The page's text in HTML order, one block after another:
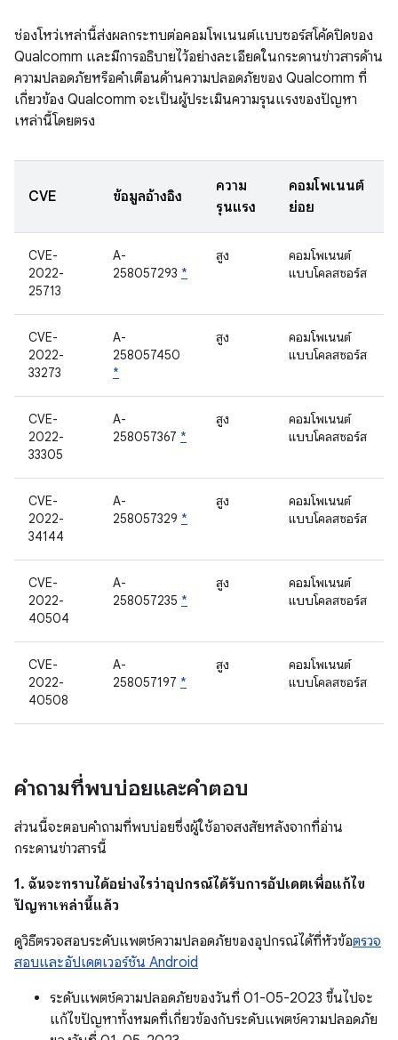
ช่องโหว่เหล่านี้ส่งผลกระทบต่อคอมโพเนนต์แบบซอร์สโค้ดปิดของ
Qualcomm และมีการอธิบายไว้อย่างละเอียดในกระดานข่าวสารด้าน
ความปลอดภัยหรือคำเตือนด้านความปลอดภัยของ Qualcomm ที่
เกี่ยวข้อง Qualcomm จะเป็นผู้ประเมินความรุนแรงของปัญหา
เหล่านี้โดยตรง
CVE ข้อมูลอ้างอิง
ความ
รุนแรง
คอมโพเนนต์
ย่อย
CVE-
2022-
25713
A-
258057293 *
สูง
คอมโพเนนต์
แบบโคลสซอร์ส
CVE-
2022-
33273
A-
258057450
*
สูง
คอมโพเนนต์
แบบโคลสซอร์ส
CVE-
2022-
33305
A-
258057367 *
สูง
คอมโพเนนต์
แบบโคลสซอร์ส
CVE-
2022-
34144
A-
258057329 *
สูง
คอมโพเนนต์
แบบโคลสซอร์ส
CVE-
2022-
40504
A-
258057235 *
สูง
คอมโพเนนต์
แบบโคลสซอร์ส
CVE-
2022-
40508
A-
258057197 *
สูง
คอมโพเนนต์
แบบโคลสซอร์ส
คำถามที่พบบ่อยและคำตอบ
ส่วนนี้จะตอบคำถามที่พบบ่อยซึ่งผู้ใช้อาจสงสัยหลังจากที่อ่าน
กระดานข่าวสารนี้
1. ฉันจะทราบได้อย่างไรว่าอุปกรณ์ได้รับการอัปเดตเพื่อแก้ไข
ปัญหาเหล่านี้แล้ว
ดูวิธีตรวจสอบระดับแพตช์ความปลอดภัยของอุปกรณ์ได้ที่หัวข้อตรวจ
สอบและอัปเดตเวอร์ชัน Android
ระดับแพตช์ความปลอดภัยของวันที่ 01-05-2023 ขึ้นไปจะ
แก้ไขปัญหาทั้งหมดที่เกี่ยวข้องกับระดับแพตช์ความปลอดภัย